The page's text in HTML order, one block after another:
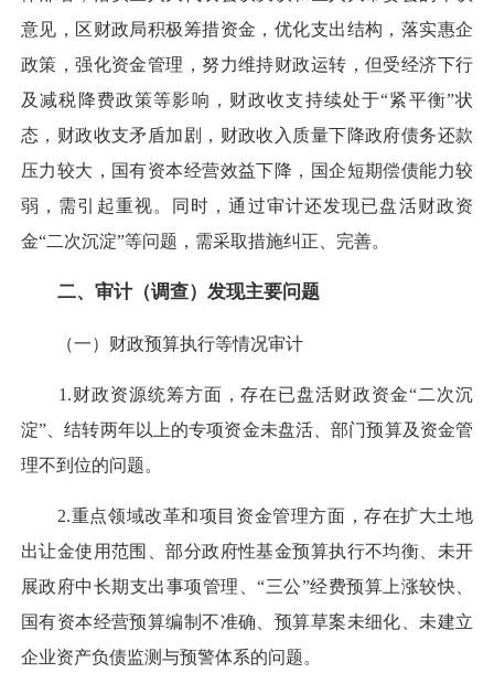
意见，区财政局积极筹措资金，优化支出结构，落实惠企
政策，强化资金管理，努力维持财政运转，但受经济下行
及减税降费政策等影响，财政收支持续处于“紧平衡”状
态，财政收支矛盾加剧，财政收入质量下降政府债务还款
压力较大，国有资本经营效益下降，国企短期偿债能力较
弱，需引起重视。同时，通过审计还发现已盘活财政资
金“二次沉淀”等问题，需采取措施纠正、完善。
二、审计（调查）发现主要问题
（一）财政预算执行等情况审计
1.财政资源统筹方面，存在已盘活财政资金“二次沉
淀”、结转两年以上的专项资金未盘活、部门预算及资金管
理不到位的问题。
2.重点领域改革和项目资金管理方面，存在扩大土地
出让金使用范围、部分政府性基金预算执行不均衡、未开
展政府中长期支出事项管理、“三公”经费预算上涨较快、
国有资本经营预算编制不准确、预算草案未细化、未建立
企业资产负债监测与预警体系的问题。